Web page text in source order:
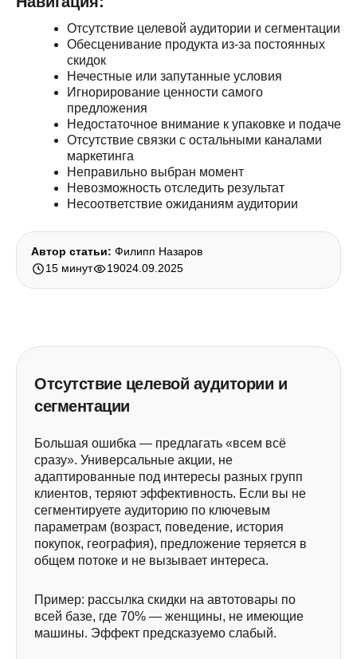
Отсутствие целевой аудитории и сегментации
Обесценивание продукта из-за постоянных
скидок
Нечестные или запутанные условия
Игнорирование ценности самого
предложения
Недостаточное внимание к упаковке и подаче
Отсутствие связки с остальными каналами
маркетинга
Неправильно выбран момент
Невозможность отследить результат
Несоответствие ожиданиям аудитории
Автор статьи: Филипп Назаров
15 минут
19024.09.2025
Отсутствие целевой аудитории и
сегментации
Большая ошибка — предлагать «всем всё
сразу». Универсальные акции, не
адаптированные под интересы разных групп
клиентов, теряют эффективность. Если вы не
сегментируете аудиторию по ключевым
параметрам (возраст, поведение, история
покупок, география), предложение теряется в
общем потоке и не вызывает интереса.
Пример: рассылка скидки на автотовары по
всей базе, где 70% — женщины, не имеющие
машины. Эффект предсказуемо слабый.